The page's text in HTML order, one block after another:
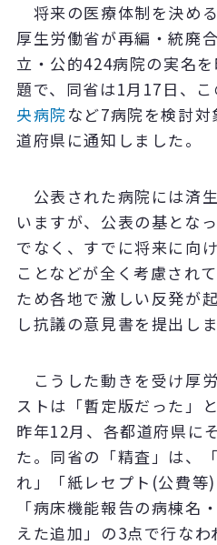
将来の医療体制を決め
厚生労働省が再編・統廃
立・公的424病院の実名
題で、同省は1月17日、
央病院 など7病院を検討
道府県に通知しました。
公表された病院には済
いますが、公表の基とな
でなく、すでに将来に向
ことなどが全く考慮され
ため各地で激しい反発が
し抗議の意見書を提出しま
こうした動きを受け厚
ストは「暫定版だった」
昨年12月、各都道府県に
た。同省の「精査」は、
れ」「紙レセプト(公費等)
「病床機能報告の病棟名
えた追加」の3点で行な